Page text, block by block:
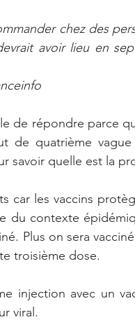
chez des
avoir lieu en
de répondre parce
de quatrième
savoir quelle est la
car les vaccins
du contexte
Plus on sera
troisième dose.
injection avec un
viral.